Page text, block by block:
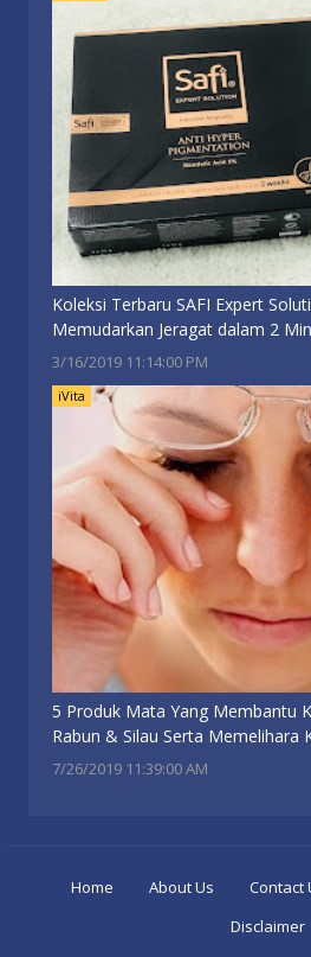
Koleksi Terbaru SAFI Expert
Memudarkan Jeragat dalam 2
3/16/2019 11:14:00 PM
iVita
5 Produk Mata Yang Membantu
Rabun & Silau Serta Memelihara
7/26/2019 11:39:00 AM
Home About Us Contact
Disclaimer